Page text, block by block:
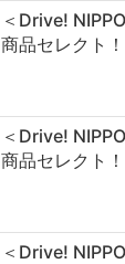
＜Drive!
商品セレクト
＜Drive!
商品セレクト
＜Drive!